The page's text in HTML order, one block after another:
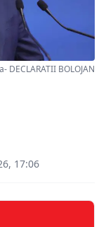
DECLARATII BOLOJAN
17:06